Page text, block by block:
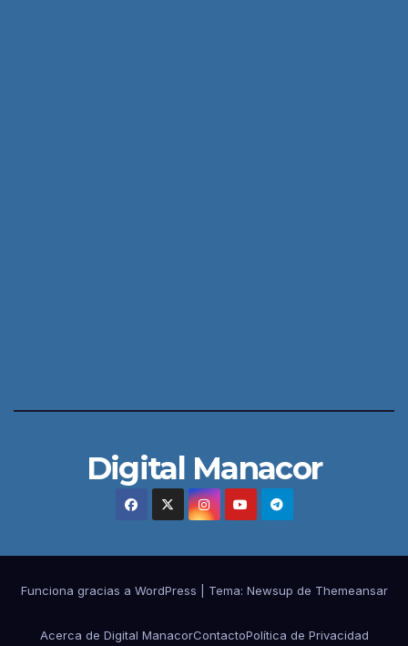
Digital Manacor
Funciona gracias a WordPress Tema: Newsup de Themeansar
Acerca de Digital ManacorContactoPolítica de Privacidad